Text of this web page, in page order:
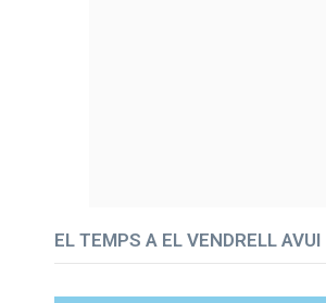
EL TEMPS A EL VENDRELL AVUI